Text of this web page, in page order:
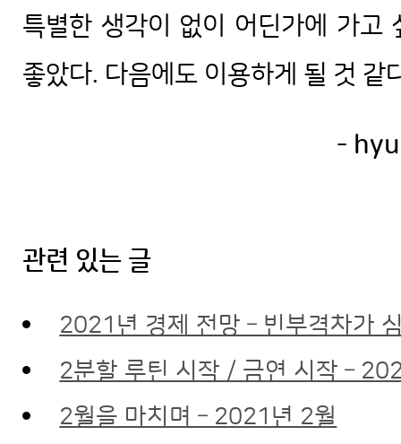
특별한 생각이 없이 어딘가에 가고
좋았다. 다음에도 이용하게 될 것 같
-
관련 있는 글
2021년 경제 전망 – 빈부격차가
2분할 루틴 시작 / 금연 시작 –
2월을 마치며 – 2021년 2월